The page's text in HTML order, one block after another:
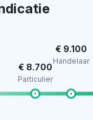
€ 8.700
Particulier
€ 9.100
Handelaar